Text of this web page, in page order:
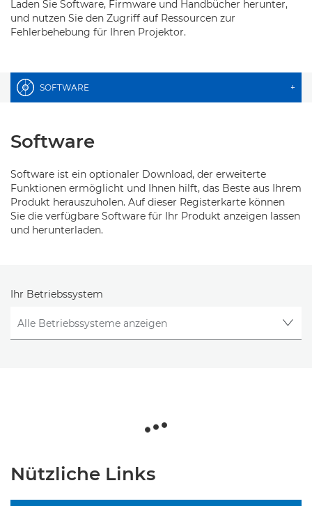
Laden Sie Software, Firmware und Handbücher herunter,
und nutzen Sie den Zugriff auf Ressourcen zur
Fehlerbehebung für Ihren Projektor.
SOFTWARE +
Software
Software ist ein optionaler Download, der erweiterte
Funktionen ermöglicht und Ihnen hilft, das Beste aus Ihrem
Produkt herauszuholen. Auf dieser Registerkarte können
Sie die verfügbare Software für Ihr Produkt anzeigen lassen
und herunterladen.
Ihr Betriebssystem
Nützliche Links